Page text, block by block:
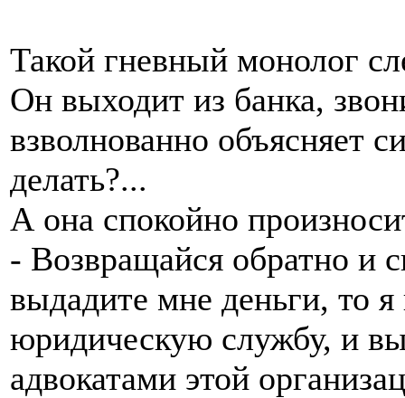
Такой гневный монолог
Он выходит из банка,
взволнованно объясняет
делать?...
А она спокойно
- Возвращайся обратно и
выдадите мне деньги, то
юридическую службу, и вы
адвокатами этой